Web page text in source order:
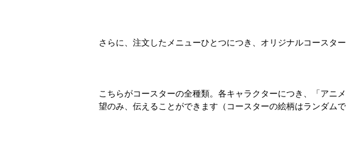
さらに、注文したメニューひとつにつき、オリジナルコースタ
こちらがコースターの全種類。各キャラクターにつき、「アニ
望のみ、伝えることができます（コースターの絵柄はランダム